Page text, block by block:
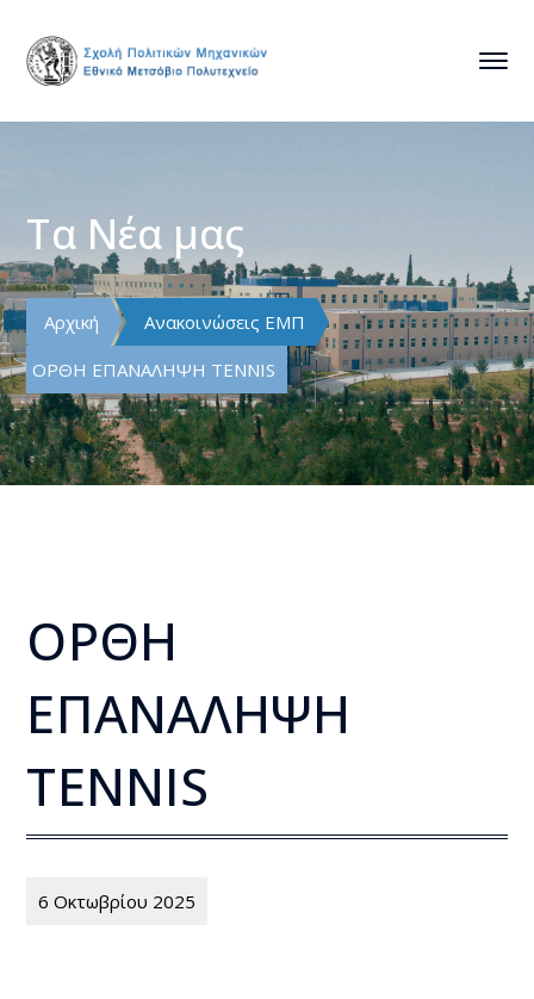
Τα Νέα μας
Αρχική
Ανακοινώσεις ΕΜΠ
ΟΡΘΗ ΕΠΑΝΑΛΗΨΗ TENNIS
ΟΡΘΗ
ΕΠΑΝΑΛΗΨΗ
TENNIS
6 Οκτωβρίου 2025